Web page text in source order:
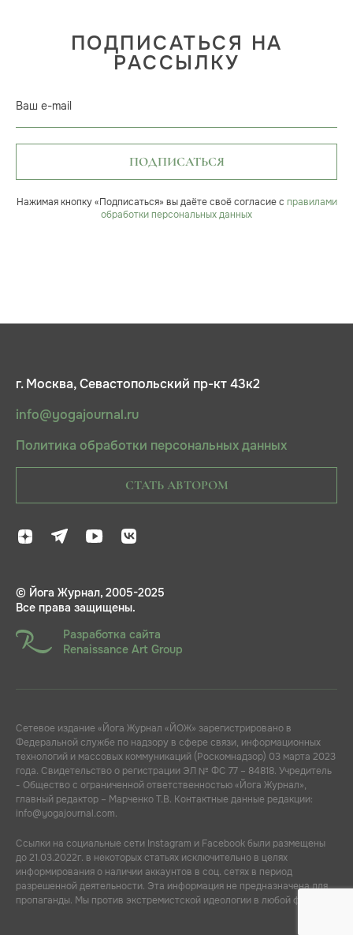
ПОДПИСАТЬСЯ НА
РАССЫЛКУ
Ваш e-mail
ПОДПИСАТЬСЯ
Нажимая кнопку «Подписаться» вы даёте своё согласие с правилами
обработки персональных данных
г. Москва, Севастопольский пр-кт 43к2
info@yogajournal.ru
Политика обработки персональных данных
СТАТЬ АВТОРОМ
© Йога Журнал, 2005-2025
Все права защищены.
Разработка сайта
Renaissance Art Group
Сетевое издание «Йога Журнал «ЙОЖ» зарегистрировано в
Федеральной службе по надзору в сфере связи, информационных
технологий и массовых коммуникаций (Роскомнадзор) 03 марта 2023
года. Свидетельство о регистрации ЭЛ № ФС 77 – 84818. Учредитель
- Общество с ограниченной ответственностью «Йога Журнал»,
главный редактор – Марченко Т.В. Контактные данные редакции:
info@yogajournal.com.
Ссылки на социальные сети Instagram и Facebook были размещены
до 21.03.2022г. в некоторых статьях исключительно в целях
информирования о наличии аккаунтов в соц. сетях в период
разрешенной деятельности. Эта информация не предназначена для
пропаганды. Мы против экстремистской идеологии в любой форме.